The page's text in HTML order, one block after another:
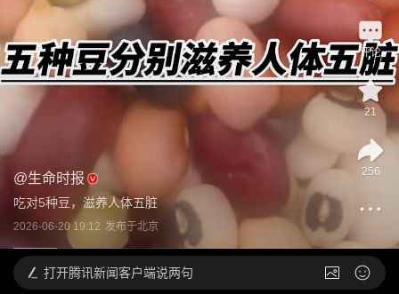
@生命时报
吃对5种豆，滋养人体五脏
2026-06-20 19:12 发布于北京
评论
21
256
打开腾讯新闻客户端说两句